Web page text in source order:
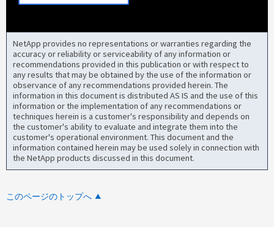
NetApp provides no representations or warranties regarding the
accuracy or reliability or serviceability of any information or
recommendations provided in this publication or with respect to
any results that may be obtained by the use of the information or
observance of any recommendations provided herein. The
information in this document is distributed AS IS and the use of this
information or the implementation of any recommendations or
techniques herein is a customer's responsibility and depends on
the customer's ability to evaluate and integrate them into the
customer's operational environment. This document and the
information contained herein may be used solely in connection with
the NetApp products discussed in this document.
このページのトップへ